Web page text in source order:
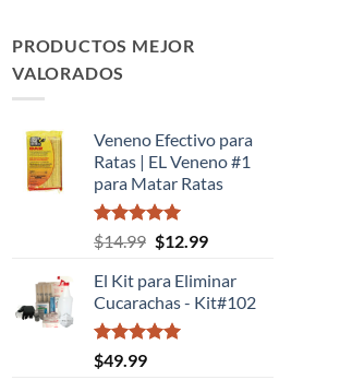
PRODUCTOS MEJOR
VALORADOS
Veneno Efectivo para
Ratas | EL Veneno #1
para Matar Ratas
Valorado
con
de 5
$14.99 El
original
era:
$14.99.
$12.99El
actual
es:
El Kit para Eliminar
Cucarachas - Kit#102
Valorado
con
$49.99